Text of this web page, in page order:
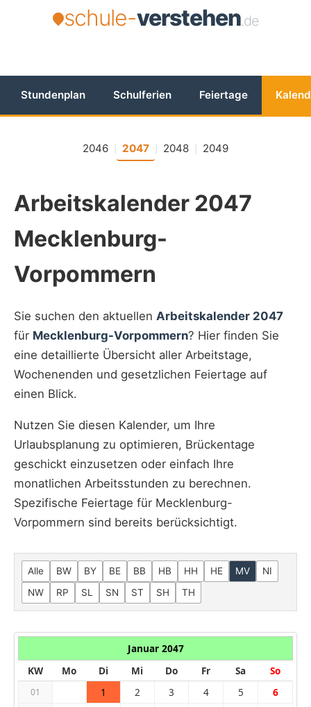
schule-verstehen.de
Stundenplan Schulferien Feiertage
2046 2047 2048 2049
Arbeitskalender 2047
Mecklenburg-
Vorpommern
Sie suchen den aktuellen Arbeitskalender 2047
für Mecklenburg-Vorpommern? Hier finden Sie
eine detaillierte Übersicht aller Arbeitstage,
Wochenenden und gesetzlichen Feiertage auf
einen Blick.
Nutzen Sie diesen Kalender, um Ihre
Urlaubsplanung zu optimieren, Brückentage
geschickt einzusetzen oder einfach Ihre
monatlichen Arbeitsstunden zu berechnen.
Spezifische Feiertage für Mecklenburg-
Vorpommern sind bereits berücksichtigt.
Alle BW BY BE BB HB HH HE MV
NI
NW
RP SL SN ST SH TH
Januar 2047
KW
Mo Di Mi Do Fr Sa So
01 1 2 3 4 5 6